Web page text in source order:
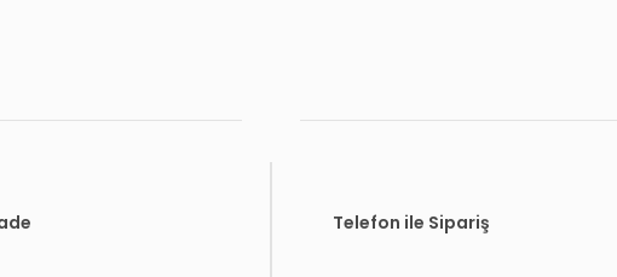
Telefon ile Sipariş